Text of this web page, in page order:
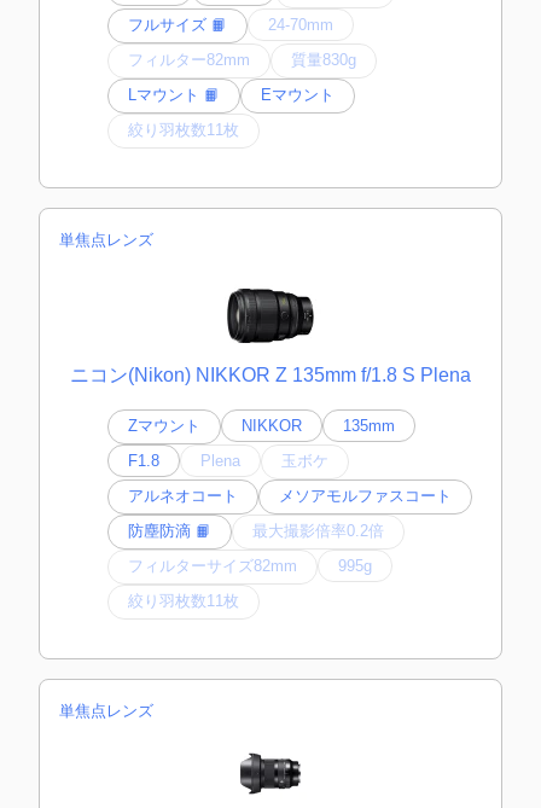
フルサイズ 📙
24-70mm
フィルター82mm
質量830g
Lマウント 📙
Eマウント
絞り羽枚数11枚
単焦点レンズ
ニコン(Nikon) NIKKOR Z 135mm f/1.8 S Plena
Zマウント NIKKOR
135mm
F1.8
Plena
玉ボケ
アルネオコート
メソアモルファスコート
防塵防滴 📙
最大撮影倍率0.2倍
フィルターサイズ82mm
995g
絞り羽枚数11枚
単焦点レンズ